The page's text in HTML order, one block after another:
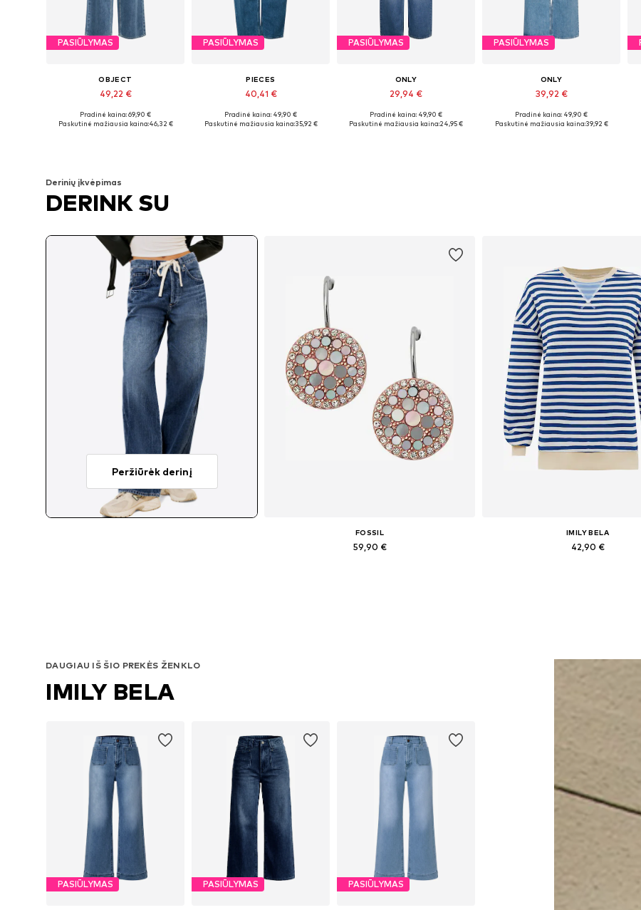
PASIŪLYMAS
OBJECT
49,22 €
Yra daugybė dydžių
Pradinė kaina: 69,90 €
Paskutinė mažiausia kaina:46,32 €
PASIŪLYMAS
PIECES
40,41 €
Yra daugybė dydžių
Pradinė kaina: 49,90 €
Paskutinė mažiausia kaina:35,92 €
PASIŪLYMAS
ONLY
29,94 €
Pradinė kaina: 49,90 €
Paskutinė mažiausia kaina:24,95 €
PASIŪLYMAS
ONLY
39,92 €
Yra daugybė dydžių
Pradinė kaina: 49,90 €
Paskutinė mažiausia kaina:39,92 €
Derinių įkvėpimas
DERINK SU
Peržiūrėk derinį
FOSSIL
59,90 €
IMILY BELA
42,90 €
DAUGIAU IŠ ŠIO PREKĖS ŽENKLO
IMILY BELA
PASIŪLYMAS PASIŪLYMAS PASIŪLYMAS